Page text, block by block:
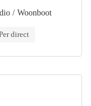
/ Woonboot
direct